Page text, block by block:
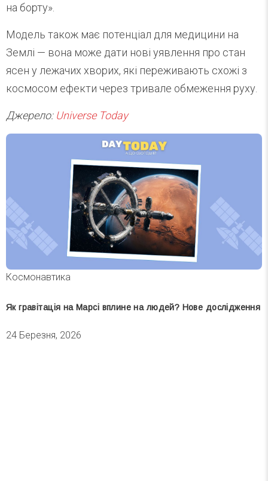
на борту».
Модель також має потенціал для медицини на
Землі — вона може дати нові уявлення про стан
ясен у лежачих хворих, які переживають схожі з
космосом ефекти через тривале обмеження руху.
Джерело: Universe Today
Космонавтика
Як гравітація на Марсі вплине на людей? Нове дослідження
24 Березня, 2026